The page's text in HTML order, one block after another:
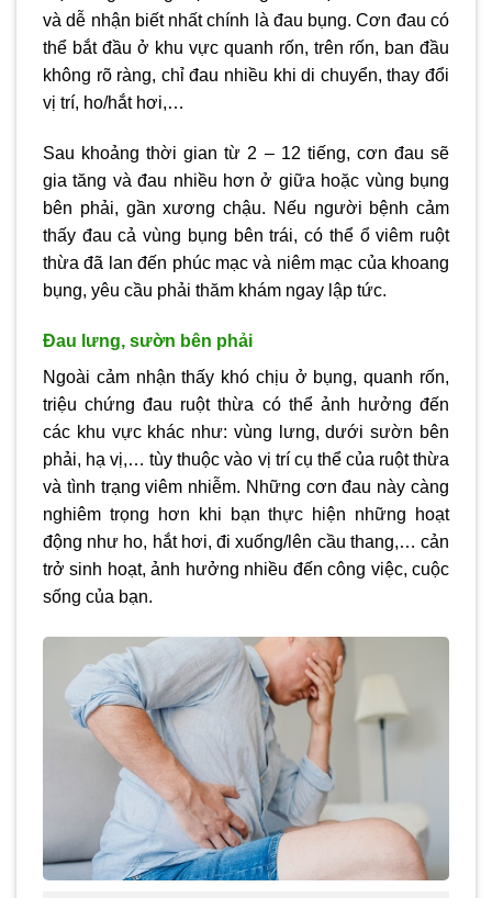
và dễ nhận biết nhất chính là đau bụng. Cơn đau có
thể bắt đầu ở khu vực quanh rốn, trên rốn, ban đầu
không rõ ràng, chỉ đau nhiều khi di chuyển, thay đổi
vị trí, ho/hắt hơi,…
Sau khoảng thời gian từ 2 – 12 tiếng, cơn đau sẽ
gia tăng và đau nhiều hơn ở giữa hoặc vùng bụng
bên phải, gần xương chậu. Nếu người bệnh cảm
thấy đau cả vùng bụng bên trái, có thể ổ viêm ruột
thừa đã lan đến phúc mạc và niêm mạc của khoang
bụng, yêu cầu phải thăm khám ngay lập tức.
Đau lưng, sườn bên phải
Ngoài cảm nhận thấy khó chịu ở bụng, quanh rốn,
triệu chứng đau ruột thừa có thể ảnh hưởng đến
các khu vực khác như: vùng lưng, dưới sườn bên
phải, hạ vị,… tùy thuộc vào vị trí cụ thể của ruột thừa
và tình trạng viêm nhiễm. Những cơn đau này càng
nghiêm trọng hơn khi bạn thực hiện những hoạt
động như ho, hắt hơi, đi xuống/lên cầu thang,… cản
trở sinh hoạt, ảnh hưởng nhiều đến công việc, cuộc
sống của bạn.